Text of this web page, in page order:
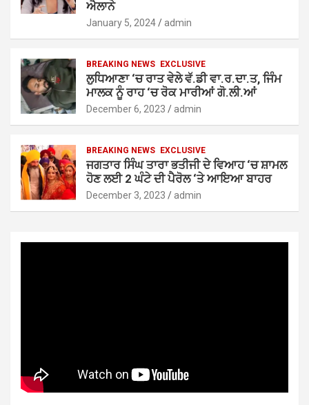
ਐਲਾਨੇ
January 5, 2024 admin
BREAKING NEWS EXCLUSIVE
ਲੁਧਿਆਣਾ ‘ਚ ਰਾਤ ਵੇਲੇ ਵੱ.ਡੀ ਵਾ.ਰ.ਦਾ.ਤ, ਜਿੰਮ
ਮਾਲਕ ਨੂੰ ਰਾਹ ‘ਚ ਰੋਕ ਮਾਰੀਆਂ ਗੋ.ਲੀ.ਆਂ
December 6, 2023 admin
BREAKING NEWS EXCLUSIVE
ਜਗਤਾਰ ਸਿੰਘ ਤਾਰਾ ਭਤੀਜੀ ਦੇ ਵਿਆਹ ‘ਚ ਸ਼ਾਮਲ
ਹੋਣ ਲਈ 2 ਘੰਟੇ ਦੀ ਪੈਰੋਲ ‘ਤੇ ਆਇਆ ਬਾਹਰ
December 3, 2023 admin